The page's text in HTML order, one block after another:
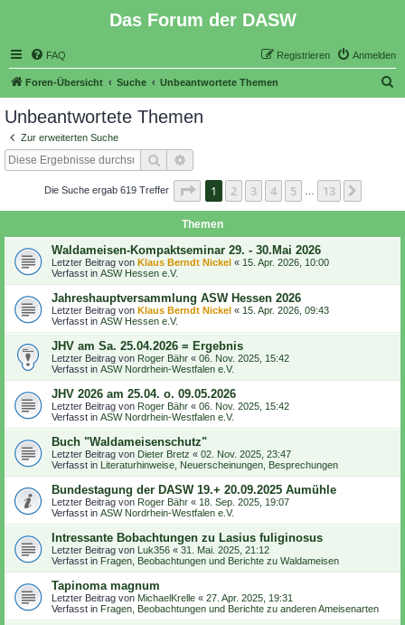
Das Forum der DASW
FAQ Anmelden
Registrieren
Foren-Übersicht Suche Unbeantwortete Themen
Unbeantwortete Themen
Zur erweiterten Suche
Suche
Die Suche ergab 619 Treffer Seite 1von 13
1 2 3 4 5 13
Themen
Waldameisen-Kompaktseminar 29. - 30.Mai 2026
Letzter Beitrag von Klaus Berndt Nickel « 15. Apr. 2026, 10:00
Verfasst in ASW Hessen e.V.
Jahreshauptversammlung ASW Hessen 2026
Letzter Beitrag von Klaus Berndt Nickel « 15. Apr. 2026, 09:43
Verfasst in ASW Hessen e.V.
JHV am Sa. 25.04.2026 = Ergebnis
Letzter Beitrag von Roger Bähr « 06. Nov. 2025, 15:42
Verfasst in ASW Nordrhein-Westfalen e.V.
JHV 2026 am 25.04. o. 09.05.2026
Letzter Beitrag von Roger Bähr « 06. Nov. 2025, 15:42
Verfasst in ASW Nordrhein-Westfalen e.V.
Buch "Waldameisenschutz"
Letzter Beitrag von Dieter Bretz « 02. Nov. 2025, 23:47
Verfasst in Literaturhinweise, Neuerscheinungen, Besprechungen
Bundestagung der DASW 19.+ 20.09.2025 Aumühle
Letzter Beitrag von Roger Bähr « 18. Sep. 2025, 19:07
Verfasst in ASW Nordrhein-Westfalen e.V.
Intressante Bobachtungen zu Lasius fuliginosus
Letzter Beitrag von Luk356 « 31. Mai. 2025, 21:12
Verfasst in Fragen, Beobachtungen und Berichte zu Waldameisen
Tapinoma magnum
Letzter Beitrag von MichaelKrelle « 27. Apr. 2025, 19:31
Verfasst in Fragen, Beobachtungen und Berichte zu anderen Ameisenarten